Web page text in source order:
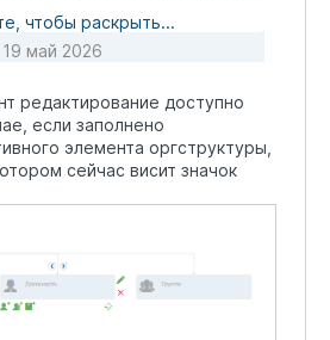
чтобы раскрыть...
19 май 2026
редактирование доступно
если заполнено
элемента оргструктуры,
сейчас висит значок